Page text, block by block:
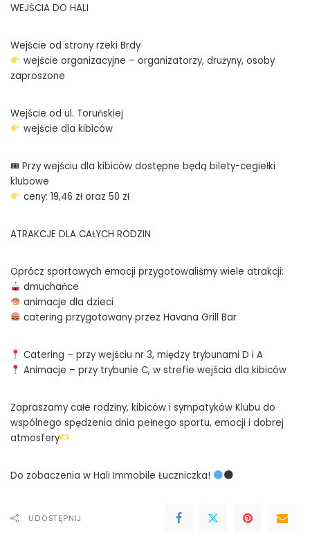
WEJŚCIA DO HALI
Wejście od strony rzeki Brdy
wejście organizacyjne – organizatorzy, drużyny, osoby
zaproszone
Wejście od ul. Toruńskiej
wejście dla kibiców
🎟 Przy wejściu dla kibiców dostępne będą bilety-cegiełki
klubowe
ceny: 19,46 zł oraz 50 zł
ATRAKCJE DLA CAŁYCH RODZIN
Oprócz sportowych emocji przygotowaliśmy wiele atrakcji:
dmuchańce
animacje dla dzieci
catering przygotowany przez Havana Grill Bar
Catering – przy wejściu nr 3, między trybunami D i A
Animacje – przy trybunie C, w strefie wejścia dla kibiców
Zapraszamy całe rodziny, kibiców i sympatyków Klubu do
wspólnego spędzenia dnia pełnego sportu, emocji i dobrej
atmosfery
Do zobaczenia w Hali Immobile Łuczniczka!
UDOSTĘPNIJ